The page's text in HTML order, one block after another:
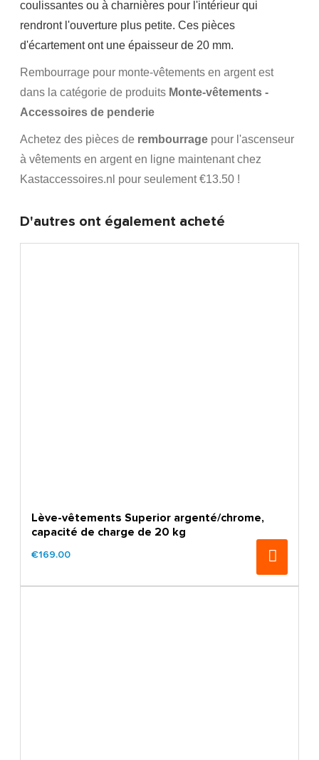
coulissantes ou à charnières pour l'intérieur qui
rendront l'ouverture plus petite. Ces pièces
d'écartement ont une épaisseur de 20 mm.
Rembourrage pour monte-vêtements en argent est
dans la catégorie de produits Monte-vêtements -
Accessoires de penderie
Achetez des pièces de rembourrage pour l'ascenseur
à vêtements en argent en ligne maintenant chez
Kastaccessoires.nl pour seulement €13.50 !
D'autres ont également acheté
Lève-vêtements Superior argenté/chrome,
capacité de charge de 20 kg
€169.00